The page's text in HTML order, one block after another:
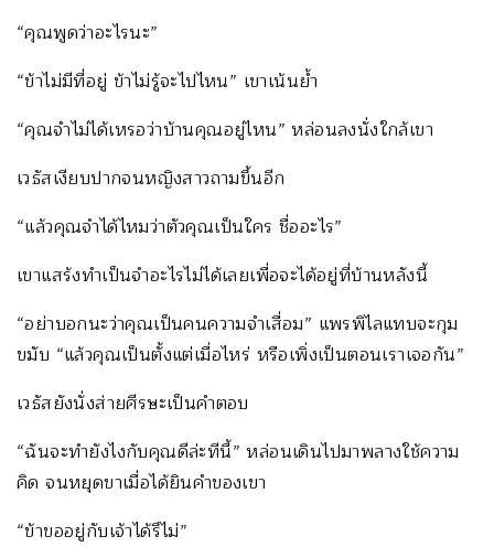
“คุณพูดว่าอะไรนะ”
“ข้าไม่มีที่อยู่ ข้าไม่รู้จะไปไหน” เขาเน้นย้ำ
“คุณจำไม่ได้เหรอว่าบ้านคุณอยู่ไหน” หล่อนลงนั่งใกล้เขา
เวธัสเงียบปากจนหญิงสาวถามขึ้นอีก
“แล้วคุณจำได้ไหมว่าตัวคุณเป็นใคร ชื่ออะไร”
เขาแสร้งทำเป็นจำอะไรไม่ได้เลยเพื่อจะได้อยู่ที่บ้านหลังนี้
“อย่าบอกนะว่าคุณเป็นคนความจำเสื่อม” แพรพิไลแทบจะกุม
ขมับ “แล้วคุณเป็นตั้งแต่เมื่อไหร่ หรือเพิ่งเป็นตอนเราเจอกัน”
เวธัสยังนั่งส่ายศีรษะเป็นคำตอบ
“ฉันจะทำยังไงกับคุณดีล่ะทีนี้” หล่อนเดินไปมาพลางใช้ความ
คิด จนหยุดขาเมื่อได้ยินคำของเขา
“ข้าขออยู่กับเจ้าได้รึไม่”